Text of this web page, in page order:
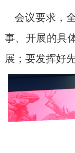
会议要求，
事、开展的具
展；要发挥好